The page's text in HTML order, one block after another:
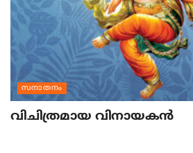
സനാതനം
വിചിത്രമായ വിനായകന്‍